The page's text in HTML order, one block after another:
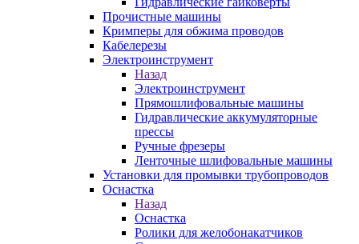
Прочистные машины
Кримперы для обжима проводов
Кабелерезы
Электроинструмент
Назад
Электроинструмент
Прямошлифовальные машины
Гидравлические аккумуляторные
прессы
Ручные фрезеры
Ленточные шлифовальные машины
Установки для промывки трубопроводов
Оснастка
Назад
Оснастка
Ролики для желобонакатчиков